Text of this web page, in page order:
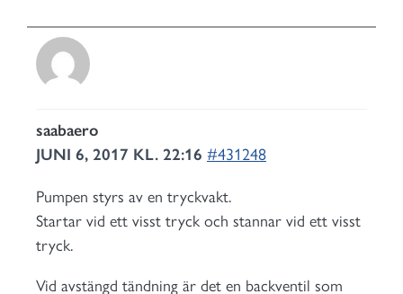
saabaero
JUNI 6, 2017 KL. 22:16 #431248
Pumpen styrs av en tryckvakt.
Startar vid ett visst tryck och stannar vid ett visst
tryck.
Vid avstängd tändning är det en backventil som